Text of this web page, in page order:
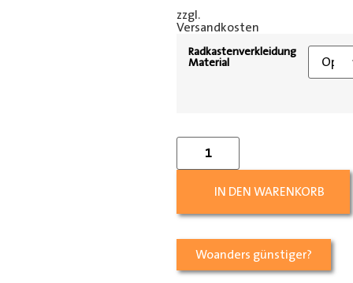
zzgl.
Versandkosten
Radkastenverkleidung
Material
IN DEN WARENKORB
Woanders günstiger?